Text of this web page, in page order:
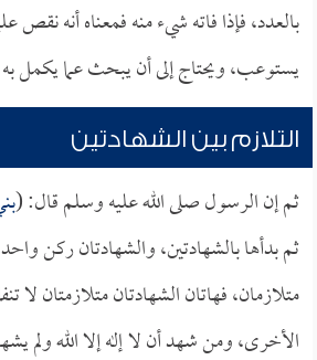
بالعدد، فإذا فاته شيء منه فمعناه أنه نقص
يستوعب، ويحتاج إلى أن يبحث عما يكمل
التلازم بين الشهادتين
ثم إن الرسول صلى الله عليه وسلم قال: (
ثم بدأها بالشهادتين، والشهادتان ركن
متلازمان، فهاتان الشهادتان متلازمتان لا
الأخرى، ومن شهد أن لا إله إلا الله ولم